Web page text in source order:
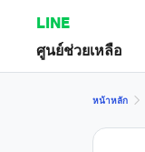
LINE
ศูนย์ช่วยเหลือ
หน้าหลัก